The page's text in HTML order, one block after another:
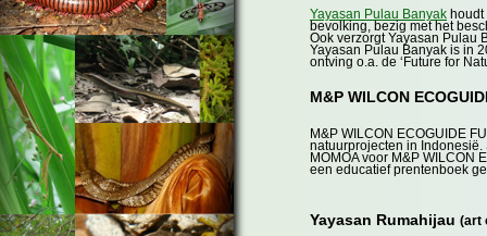
Yayasan Pulau Banyak
bevolking, bezig met het
Ook verzorgt Yayasan Pulau
Yayasan Pulau Banyak is in
ontving o.a. de ‘Future for
M&P WILCON
M&P WILCON ECOGUIDE
natuurprojecten in
MOMOA voor M&P WILCON
een educatief prentenboek
Yayasan Rumahijau (art